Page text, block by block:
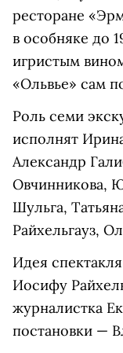
ресторане
в особняке до
игристым
«Ольвье» сам
Роль семи
исполнят
Александр
Овчинникова,
Шульга,
Райхельгауз,
Идея
Иосифу
журналистка
постановки —